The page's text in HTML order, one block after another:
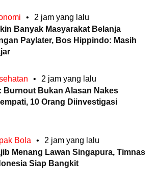
•
2 jam yang lalu
Banyak Masyarakat Belanja
Paylater, Bos Hippindo: Masih
•
2 jam yang lalu
Burnout Bukan Alasan Nakes
10 Orang Diinvestigasi
Bola •
2 jam yang lalu
Menang Lawan Singapura, Timnas
Siap Bangkit